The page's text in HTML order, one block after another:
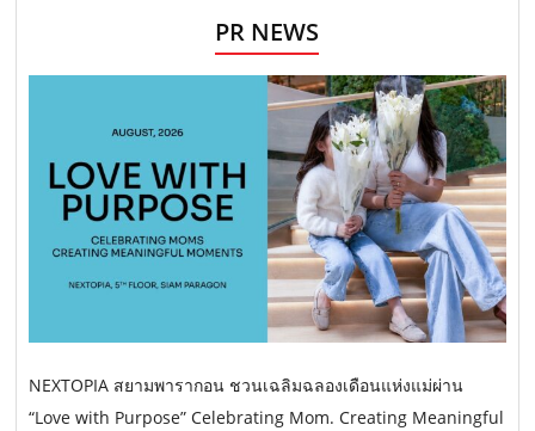
PR NEWS
NEXTOPIA สยามพารากอน ชวนเฉลิมฉลองเดือนแห่งแม่ผ่าน
“Love with Purpose” Celebrating Mom. Creating Meaningful